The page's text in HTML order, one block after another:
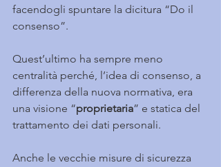
facendogli spuntare la dicitura “Do il
consenso”.
Quest’ultimo ha sempre meno
centralità perché, l’idea di consenso, a
differenza della nuova normativa, era
una visione “proprietaria” e statica del
trattamento dei dati personali.
Anche le vecchie misure di sicurezza